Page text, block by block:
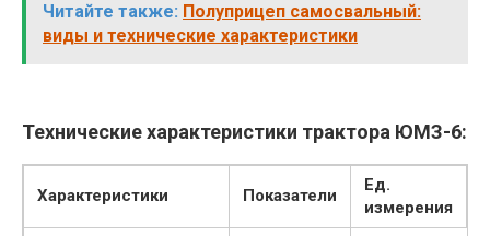
Читайте также: Полуприцеп самосвальный:
виды и технические характеристики
Технические характеристики трактора ЮМЗ-6:
Характеристики Показатели
Ед.
измерения